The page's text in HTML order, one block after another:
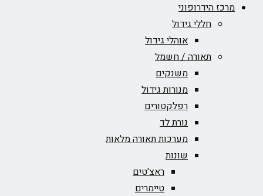
מרכז הידרופוני
חללי גידול
אוהלי גידול
תאורה / חשמל
משנקים
מנורות גידול
רפלקטורים
נורת לד
מערכות תאורה מלאות
שונות
ראצ'טים
טיימרים